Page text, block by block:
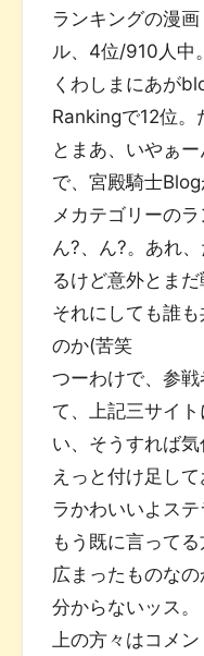
ランキングの漫
ル、4位/910人中。
くわしまにあが
Rankingで12位。
とまあ、いやぁー
で、宮殿騎士
メカテゴリーの
ん?、ん?。あれ
るけど意外とま
それにしても誰
のか(苦笑
つーわけで、参
て、上記三サイ
い、そうすれば
えっと付け足し
ラかわいいよス
もう既に言って
広まったものな
分からないッス。
上の方々はコメ